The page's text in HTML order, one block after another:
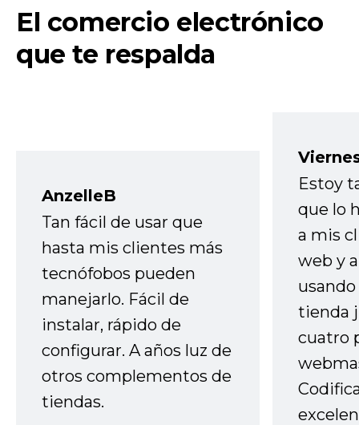
El comercio electrónico
que te respalda
AnzelleB
Tan fácil de usar que
hasta mis clientes más
tecnófobos pueden
manejarlo. Fácil de
instalar, rápido de
configurar. A años luz de
otros complementos de
tiendas.
Estoy
que lo
a mis
web y
tienda
cuatro